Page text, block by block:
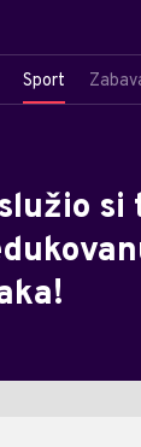
Sport
si